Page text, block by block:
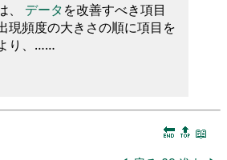
、 データを改善すべき項目
現頻度の大きさの順に項目を
り、……
🔚 🔝 📖